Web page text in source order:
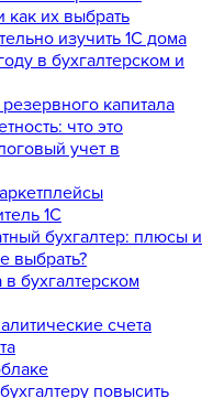
как их выбрать
изучить 1С дома
в бухгалтерском и
капитала
что это
учет в
1С
бухгалтер: плюсы и
выбрать?
бухгалтерском
счета
повысить